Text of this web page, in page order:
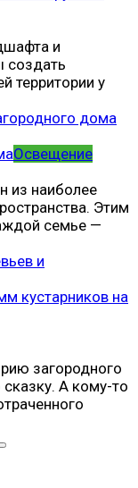
и
создать
территории у
дома
Освещение
из наиболее
Этим
семье —
и
загородного
А кому-то